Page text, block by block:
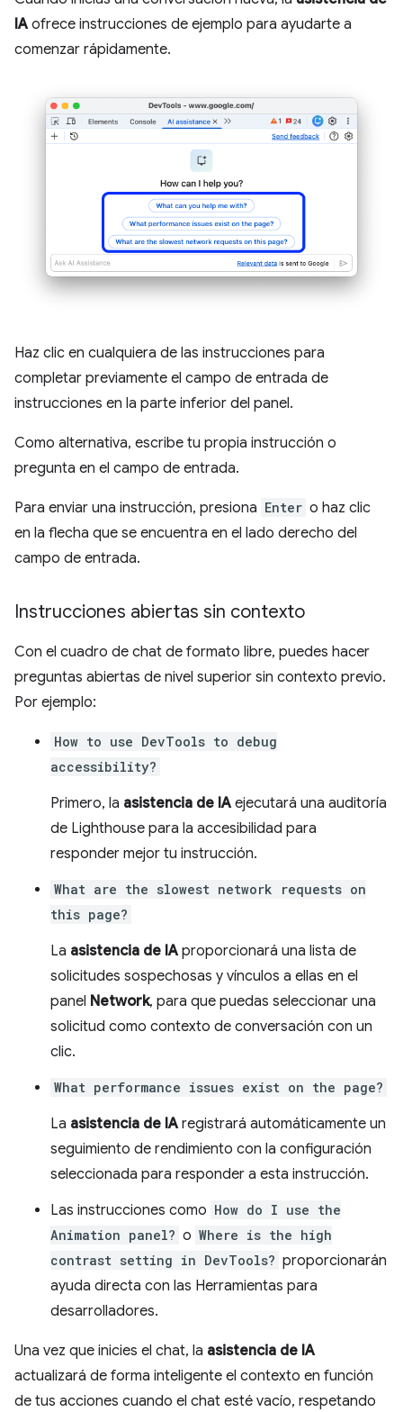
IA ofrece instrucciones de ejemplo para ayudarte a
comenzar rápidamente.
Haz clic en cualquiera de las instrucciones para
completar previamente el campo de entrada de
instrucciones en la parte inferior del panel.
Como alternativa, escribe tu propia instrucción o
pregunta en el campo de entrada.
Para enviar una instrucción, presiona Enter o haz clic
en la flecha que se encuentra en el lado derecho del
campo de entrada.
Instrucciones abiertas sin contexto
Con el cuadro de chat de formato libre, puedes hacer
preguntas abiertas de nivel superior sin contexto previo.
Por ejemplo:
How to use DevTools to debug
accessibility?
Primero, la asistencia de IA ejecutará una auditoría
de Lighthouse para la accesibilidad para
responder mejor tu instrucción.
What are the slowest network requests on
this page?
La asistencia de IA proporcionará una lista de
solicitudes sospechosas y vínculos a ellas en el
panel Network, para que puedas seleccionar una
solicitud como contexto de conversación con un
clic.
What performance issues exist on the page?
La asistencia de IA registrará automáticamente un
seguimiento de rendimiento con la configuración
seleccionada para responder a esta instrucción.
Las instrucciones como How do I use the
Animation panel? o Where is the high
contrast setting in DevTools? proporcionarán
ayuda directa con las Herramientas para
desarrolladores.
Una vez que inicies el chat, la asistencia de IA
actualizará de forma inteligente el contexto en función
de tus acciones cuando el chat esté vacío, respetando